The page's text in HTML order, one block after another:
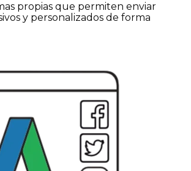
propias que permiten enviar
y personalizados de forma